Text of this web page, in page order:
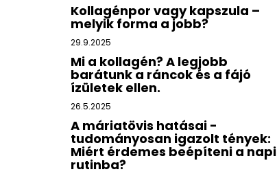
Kollagénpor vagy kapszula –
melyik forma a jobb?
29.9.2025
Mi a kollagén? A legjobb
barátunk a ráncok és a fájó
ízületek ellen.
26.5.2025
A máriatövis hatásai -
tudományosan igazolt tények:
Miért érdemes beépíteni a napi
rutinba?